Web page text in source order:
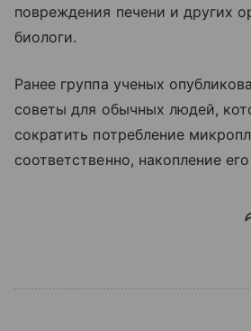
повреждения печени и других
биологи.
Ранее группа ученых
советы для обычных людей,
сократить потребление
соответственно, накопление